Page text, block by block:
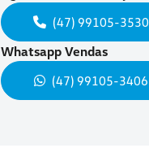
(47) 99105-3530
Whatsapp Vendas
(47) 99105-3406